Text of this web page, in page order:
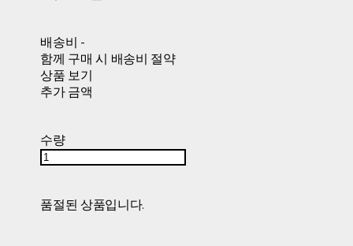
배송비 -
함께 구매 시 배송비 절약
상품 보기
추가 금액
수량
품절된 상품입니다.